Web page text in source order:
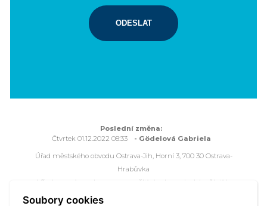
ODESLAT
Poslední změna:
Čtvrtek 01.12.2022 08:33
- Gödelová Gabriela
Úřad městského obvodu Ostrava-Jih, Horní 3, 700 30 Ostrava-
Hrabůvka
Všechna práva vyhrazena - použití obsahu nebo jeho částí je
možné pouze se souhlasem Úřadu městského obvodu Ostrava-
Soubory cookies